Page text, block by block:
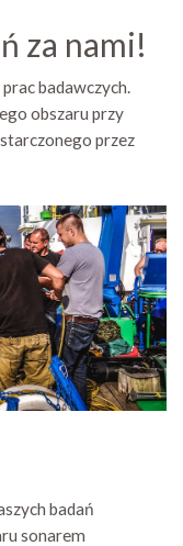
za nami!
badawczych.
obszaru przy
przez
badań
sonarem